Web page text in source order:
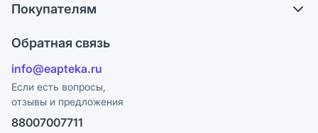
Ответы на вопросы
Блог
Карьера
Поставщики
Лицензия
Реклама на сайте
Ваши товары на ЕАПТЕКЕ
Покупателям
Программа СберСпасибо
Политика конфиденциальности
Пользовательское соглашение
Обратная связь
info@eapteka.ru
Если есть вопросы,
отзывы и предложения
88007007711